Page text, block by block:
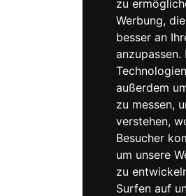
zu
Werbung,
besser an
anzupassen.
außerdem
zu messen,
verstehen,
Besucher
um unsere
zu
Surfen auf